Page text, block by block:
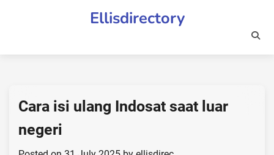
Ellisdirectory
Cara isi ulang Indosat saat luar
negeri